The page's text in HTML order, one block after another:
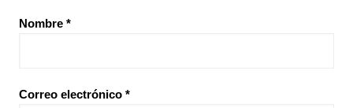
Nombre *
Correo electrónico *